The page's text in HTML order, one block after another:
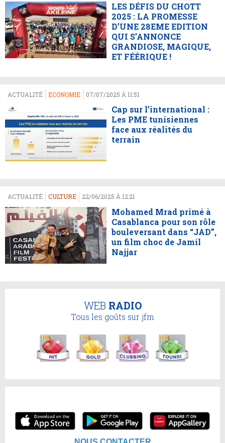
LES DÉFIS DU CHOTT
2025 : LA PROMESSE
D’UNE 28EME EDITION
QUI S’ANNONCE
GRANDIOSE, MAGIQUE,
ET FÉÉRIQUE !
ACTUALITÉ ECONOMIE 07/07/2025 À 11:51
Cap sur l’international :
Les PME tunisiennes
face aux réalités du
terrain
ACTUALITÉ CULTURE 22/06/2025 À 12:21
Mohamed Mrad primé à
Casablanca pour son rôle
bouleversant dans “JAD”,
un film choc de Jamil
Najjar
WEB RADIO
Tous les goûts sur jfm